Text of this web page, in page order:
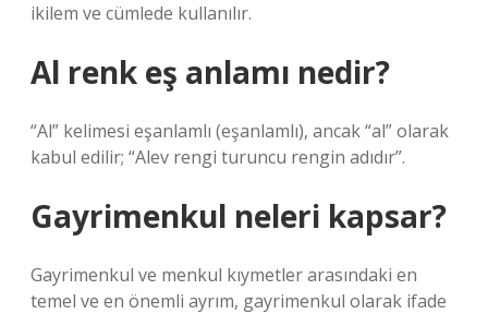
ikilem ve cümlede kullanılır.
Al renk eş anlamı nedir?
“Al” kelimesi eşanlamlı (eşanlamlı), ancak “al” olarak
kabul edilir; “Alev rengi turuncu rengin adıdır”.
Gayrimenkul neleri kapsar?
Gayrimenkul ve menkul kıymetler arasındaki en
temel ve en önemli ayrım, gayrimenkul olarak ifade